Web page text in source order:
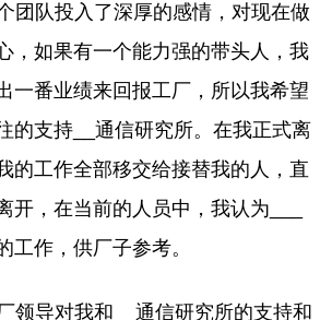
团队投入了深厚的感情，对现在做
，如果有一个能力强的带头人，我
一番业绩来回报工厂，所以我希望
的支持__通信研究所。在我正式离
的工作全部移交给接替我的人，直
开，在当前的人员中，我认为___
工作，供厂子参考。
领导对我和__通信研究所的支持和